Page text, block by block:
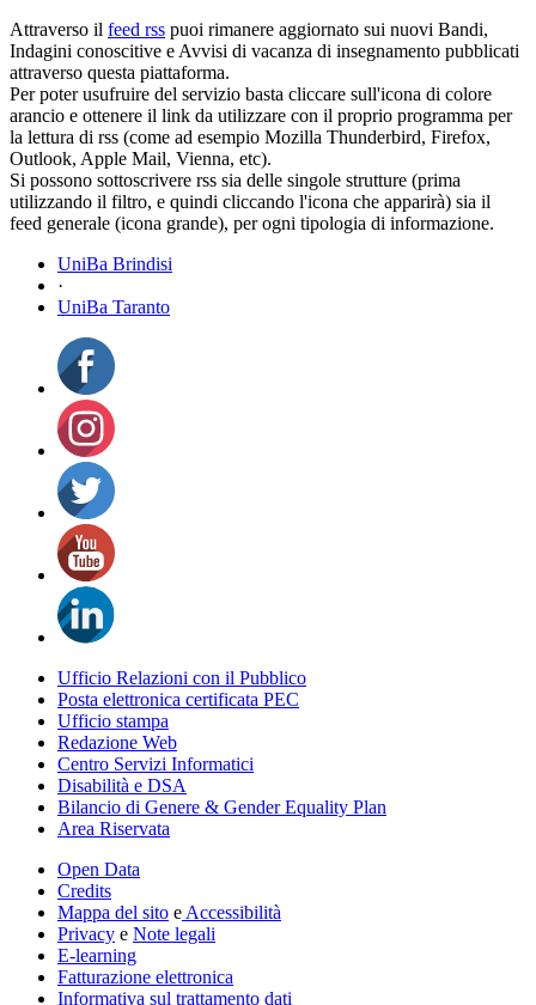
Attraverso il feed rss puoi rimanere aggiornato sui nuovi Bandi,
Indagini conoscitive e Avvisi di vacanza di insegnamento pubblicati
attraverso questa piattaforma.
Per poter usufruire del servizio basta cliccare sull'icona di colore
arancio e ottenere il link da utilizzare con il proprio programma per
la lettura di rss (come ad esempio Mozilla Thunderbird, Firefox,
Outlook, Apple Mail, Vienna, etc).
Si possono sottoscrivere rss sia delle singole strutture (prima
utilizzando il filtro, e quindi cliccando l'icona che apparirà) sia il
feed generale (icona grande), per ogni tipologia di informazione.
UniBa Brindisi
·
UniBa Taranto
Ufficio Relazioni con il Pubblico
Posta elettronica certificata PEC
Ufficio stampa
Redazione Web
Centro Servizi Informatici
Disabilità e DSA
Bilancio di Genere & Gender Equality Plan
Area Riservata
Open Data
Credits
Mappa del sito e Accessibilità
Privacy e Note legali
E-learning
Fatturazione elettronica
Informativa sul trattamento dati